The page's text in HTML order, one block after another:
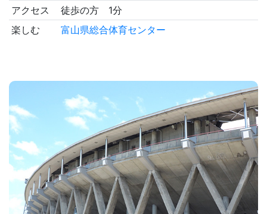
アクセス
徒歩の方 1分
楽しむ
富山県総合体育センター